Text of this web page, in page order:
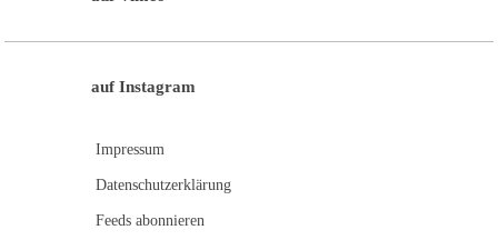
auf Instagram
Impressum
Datenschutzerklärung
Feeds abonnieren